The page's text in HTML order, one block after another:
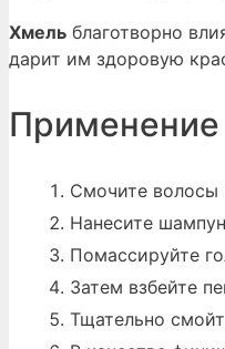
Хмель благотворно
дарит им здоровую
Применение
Смочите волосы
Нанесите
Помассируйте
Затем взбейте
Тщательно